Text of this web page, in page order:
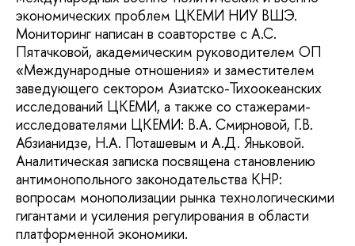
экономических проблем ЦКЕМИ НИУ ВШЭ.
Мониторинг написан в соавторстве с А.С.
Пятачковой, академическим руководителем ОП
«Международные отношения» и заместителем
заведующего сектором Азиатско-Тихоокеанских
исследований ЦКЕМИ, а также со стажерами-
исследователями ЦКЕМИ: В.А. Смирновой, Г.В.
Абзианидзе, Н.А. Поташевым и А.Д. Яньковой.
Аналитическая записка посвящена становлению
антимонопольного законодательства КНР:
вопросам монополизации рынка технологическими
гигантами и усиления регулирования в области
платформенной экономики.